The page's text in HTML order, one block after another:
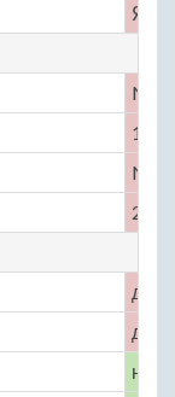
No
108
No
2850